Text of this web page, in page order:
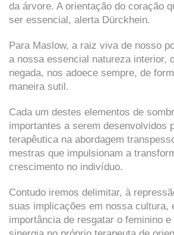
da árvore. A orientação do coração
ser essencial, alerta Dürckhein.
Para Maslow, a raiz viva de nosso
a nossa essencial natureza interior,
negada, nos adoece sempre, de
maneira sutil.
Cada um destes elementos de
importantes a serem desenvolvidos
terapêutica na abordagem
mestras que impulsionam a
crescimento no indivíduo.
Contudo iremos delimitar, à
suas implicações em nossa cultura,
importância de resgatar o feminino